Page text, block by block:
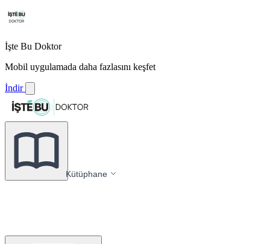
İşte Bu Doktor
Mobil uygulamada daha fazlasını keşfet
İndir
Kütüphane